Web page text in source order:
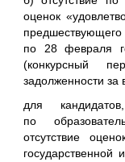
оценок
предшествующего
по 28 февраля
(конкурсный
задолженности за
для
по
отсутствие
государственной